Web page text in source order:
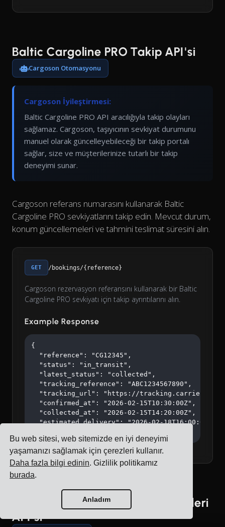
Bu web sitesi, web sitemizde en iyi deneyimi
yaşamanızı sağlamak için çerezleri kullanır.
Daha fazla bilgi edinin. Gizlilik politikamız
burada.
Anladım
Baltic Cargoline PRO Takip API'si
Cargoson Otomasyonu
Cargoson İyileştirmesi:
Baltic Cargoline PRO API aracılığıyla takip olayları
sağlamaz. Cargoson, taşıyıcının sevkiyat durumunu
manuel olarak güncelleyebileceği bir takip portalı
sağlar, size ve müşterilerinize tutarlı bir takip
deneyimi sunar.
Cargoson referans numarasını kullanarak Baltic
Cargoline PRO sevkiyatlarını takip edin. Mevcut durum,
konum güncellemeleri ve tahmini teslimat süresini alın.
GET /bookings/{reference}
Cargoson rezervasyon referansını kullanarak bir Baltic
Cargoline PRO sevkiyatı için takip ayrıntılarını alın.
Example Response
{
  "reference": "CG12345",
  "status": "in_transit",
  "latest_status": "collected",
  "tracking_reference": "ABC1234567890",
"tracking_url": "https://
  "confirmed_at": "2026-02-15T10:30:00Z",
  "collected_at": "2026-02-15T14:20:00Z",
  "estimated_delivery": "2026-02-18T16:00:00Z"
Baltic Cargoline PRO İade Etiketleri
API'si